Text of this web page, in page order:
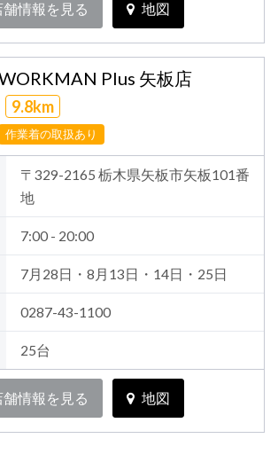
舗情報を見る 地図
Plus 矢板店
9.8km
作業着の取扱あり
〒329-2165 栃木県矢板市矢板101番
地
7:00 - 20:00
7月28日・8月13日・14日・25日
0287-43-1100
25台
舗情報を見る 地図